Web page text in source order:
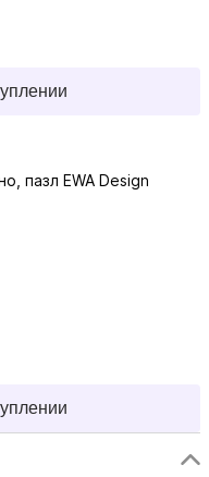
пазл EWA Design